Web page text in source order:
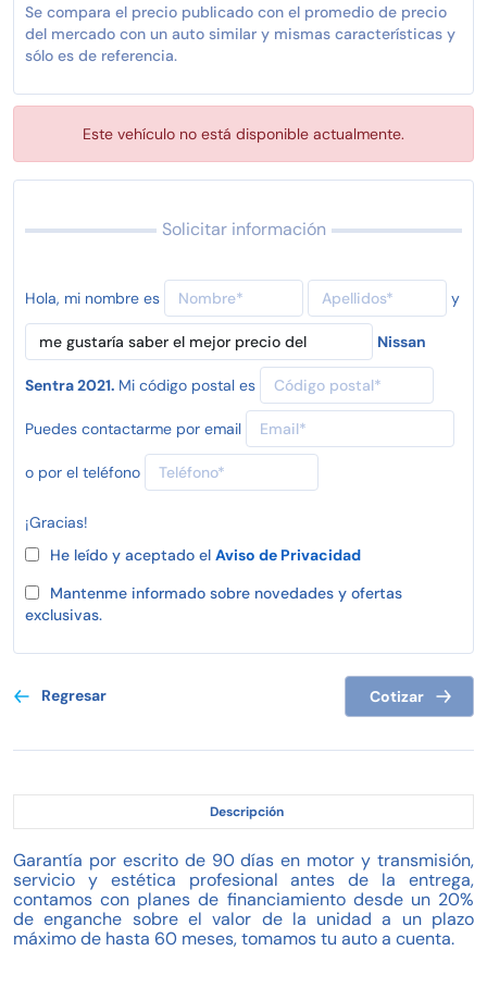
Se compara el precio publicado con el promedio de precio
del mercado con un auto similar y mismas características y
sólo es de referencia.
Este vehículo no está disponible actualmente.
Solicitar información
Hola, mi nombre es y
Nissan
Sentra 2021. Mi código postal es
Puedes contactarme por email
o por el teléfono
¡Gracias!
He leído y aceptado el Aviso de Privacidad
Mantenme informado sobre novedades y ofertas
exclusivas.
Regresar Cotizar
Descripción
Garantía por escrito de 90 días en motor y transmisión,
servicio y estética profesional antes de la entrega,
contamos con planes de financiamiento desde un 20%
de enganche sobre el valor de la unidad a un plazo
máximo de hasta 60 meses, tomamos tu auto a cuenta.